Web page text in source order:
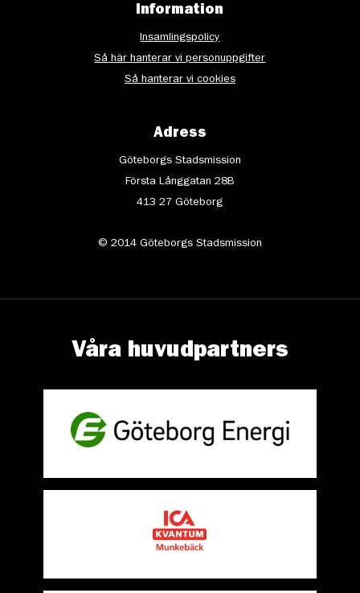
Information
Insamlingspolicy
Så här hanterar vi personuppgifter
Så hanterar vi cookies
Adress
Göteborgs Stadsmission
Första Långgatan 28B
413 27 Göteborg
© 2014 Göteborgs Stadsmission
Våra huvudpartners